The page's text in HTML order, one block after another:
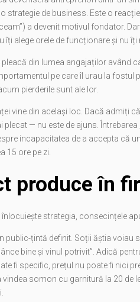
strategie de business. Este o
a devenit motivul fondator.
îți alege orele de funcționare și nu
din lumea angajaților având
pe care îl urau la fostul
pierderile sunt ale lor.
vine din același loc. Dacă admiți
plecat — nu este de ajuns.
incapacitatea de a accepta că
15 ore pe zi.
produce în
strategia, consecințele
public-țintă definit. Soții ăștia voiau
bine și vinul potrivit”. Adică
fi specific, prețul nu poate fi nici
somon cu garnitură la 20 de